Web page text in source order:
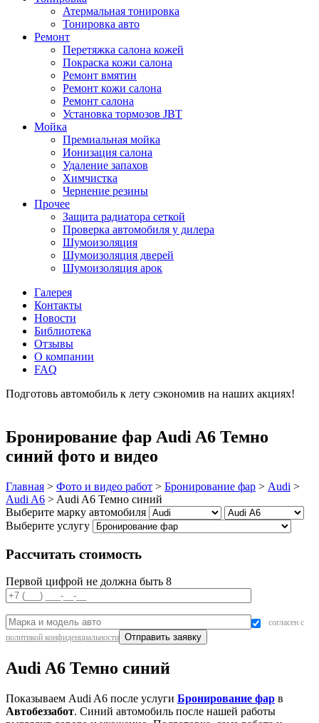
Атермальная тонировка
Тонировка авто
Ремонт
Перетяжка салона кожей
Покраска кожи салона
Ремонт вмятин
Ремонт кожи салона
Ремонт салона
Установка тормозов JBT
Мойка
Премиальная мойка
Ионизация салона
Удаление запахов
Химчистка
Чернение резины
Прочее
Защита радиатора сеткой
Проверка автомобиля у дилера
Шумоизоляция
Шумоизоляция дверей
Шумоизоляция арок
Галерея
Контакты
Новости
Библиотека
Отзывы
О компании
FAQ
Подготовь автомобиль к лету сэкономив на наших акциях!
Бронирование фар Audi A6 Темно
синий фото и видео
Главная > Фото и видео работ > Бронирование фар > Audi >
Audi A6 > Audi A6 Темно синий
Выберите марку автомобиля
Выберите услугу
Рассчитать стоимость
Первой цифрой не должна быть 8
согласен с
политикой конфиденциальности
Audi A6 Темно синий
Показываем Audi A6 после услуги Бронирование фар в
Автобеззабот. Синий автомобиль после нашей работы